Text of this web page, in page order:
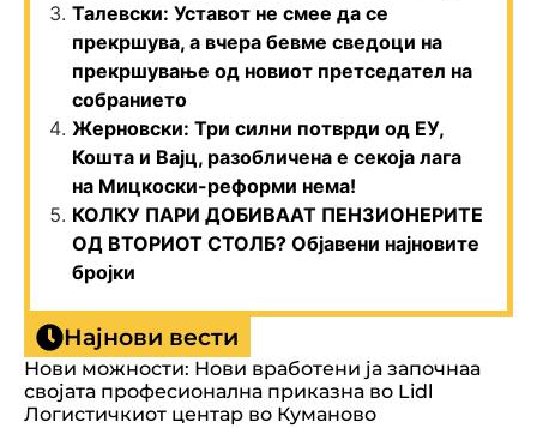
Талевски: Уставот не смее да се
прекршува, а вчера бевме сведоци на
прекршување од новиот претседател на
собранието
Жерновски: Три силни потврди од ЕУ,
Кошта и Вајц, разобличена е секоја лага
на Мицкоски-реформи нема!
КОЛКУ ПАРИ ДОБИВААТ ПЕНЗИОНЕРИТЕ
ОД ВТОРИОТ СТОЛБ? Објавени најновите
бројки
Најнови вести
Нови можности: Нови вработени ја започнаа
својата професионална приказна во Lidl
Логистичкиот центар во Куманово